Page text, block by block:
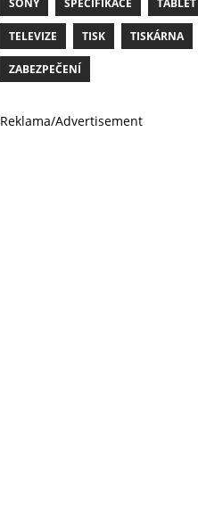
TELEVIZE TISK TISKÁRNA
ZABEZPEČENÍ
Reklama/Advertisement